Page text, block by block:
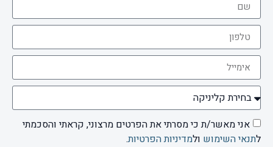
אני מאשר/ת כי מסרתי את הפרטים מרצוני, קראתי והסכמתי
לתנאי השימוש ולמדיניות הפרטיות.